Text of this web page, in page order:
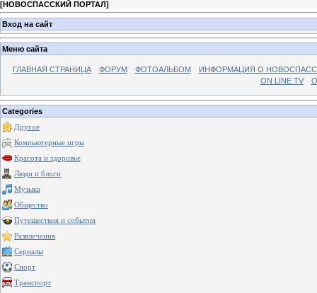
[НОВОСПАССКИЙ ПОРТАЛ]
Вход на сайт
Меню сайта
ГЛАВНАЯ СТРАНИЦА ФОРУМ ФОТОАЛЬБОМ
ИНФОРМАЦИЯ О
ON LINE TV
Categories
Другое
Компьютерные игры
Красота и здоровье
Люди и блоги
Музыка
Общество
Путешествия и события
Развлечения
Сериалы
Спорт
Транспорт